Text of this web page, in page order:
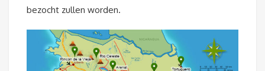
bezocht zullen worden.